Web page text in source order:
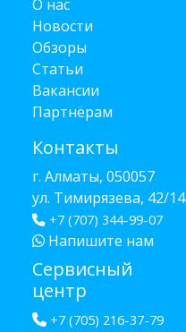
О нас
Новости
Обзоры
Статьи
Вакансии
Партнёрам
Контакты
г. Алматы, 050057
ул. Тимирязева, 42/14
+7 (707) 344-99-07
Напишите нам
Сервисный
центр
+7 (705) 216-37-79